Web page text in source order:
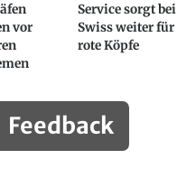
vor
Service sorgt bei
Swiss weiter für
rote Köpfe
Feedback